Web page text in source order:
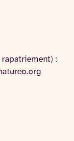
rapatriement) :